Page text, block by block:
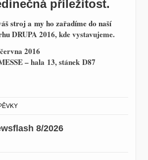
příležitost.
stroj a my ho zařadíme do naší
DRUPA 2016, kde vystavujeme.
2016
– hala 13, stánek D87
8/2026